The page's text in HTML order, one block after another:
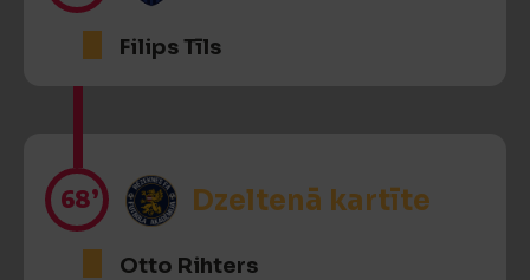
Filips Tīls
68’ Dzeltenā kartīte
Otto Rihters